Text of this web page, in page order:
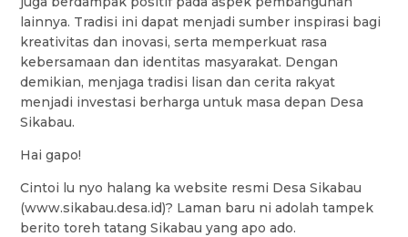
lainnya. Tradisi ini dapat menjadi sumber inspirasi bagi
kreativitas dan inovasi, serta memperkuat rasa
kebersamaan dan identitas masyarakat. Dengan
demikian, menjaga tradisi lisan dan cerita rakyat
menjadi investasi berharga untuk masa depan Desa
Sikabau.
Hai gapo!
Cintoi lu nyo halang ka website resmi Desa Sikabau
(www.sikabau.desa.id)? Laman baru ni adolah tampek
berito toreh tatang Sikabau yang apo ado.